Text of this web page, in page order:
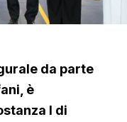
da parte
è
I di